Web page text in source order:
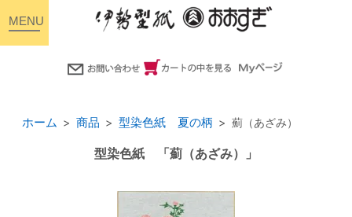
ホーム 商品 型染色紙 夏の柄 薊（あざみ）
型染色紙 「薊（あざみ）」
toggle
navigation